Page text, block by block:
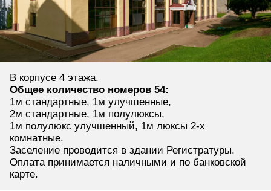
В корпусе 4 этажа.
Общее количество номеров 54:
1м стандартные, 1м улучшенные,
2м стандартные, 1м полулюксы,
1м полулюкс улучшенный, 1м люксы 2-х
комнатные.
Заселение проводится в здании Регистратуры.
Оплата принимается наличными и по банковской
карте.